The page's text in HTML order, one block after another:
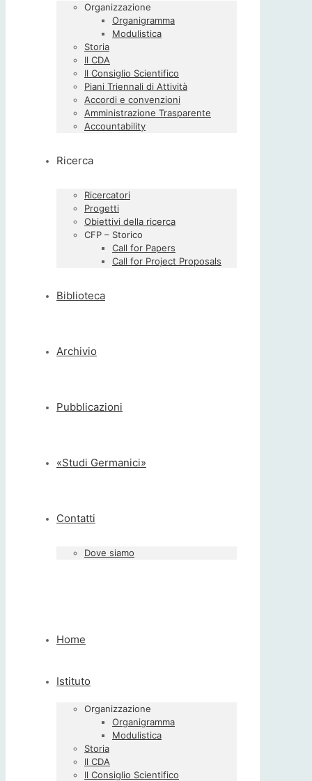
Organizzazione
Organigramma
Modulistica
Storia
Il CDA
Il Consiglio Scientifico
Piani Triennali di Attività
Accordi e convenzioni
Amministrazione Trasparente
Accountability
Ricerca
Ricercatori
Progetti
Obiettivi della ricerca
CFP – Storico
Call for Papers
Call for Project Proposals
Biblioteca
Archivio
Pubblicazioni
«Studi Germanici»
Contatti
Dove siamo
Home
Istituto
Organizzazione
Organigramma
Modulistica
Storia
Il CDA
Il Consiglio Scientifico